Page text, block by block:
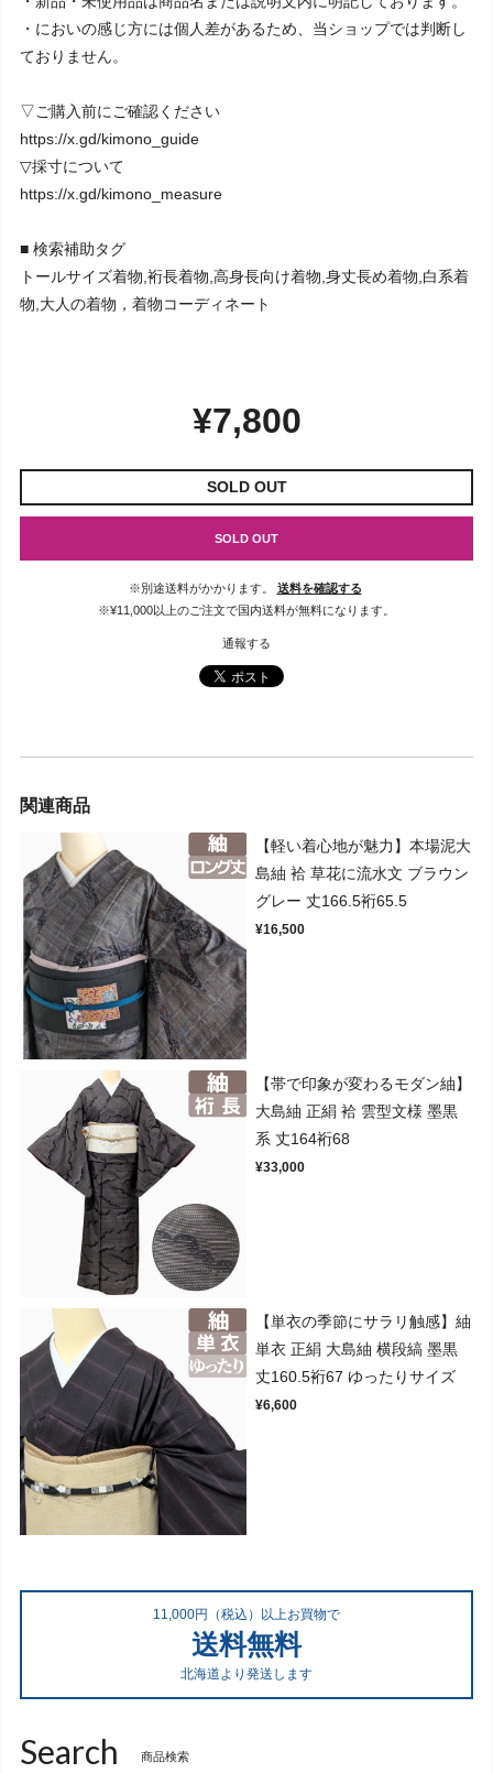
・においの感じ方には個人差があるため、当ショップでは判断し
ておりません。
▽ご購入前にご確認ください
https://x.gd/kimono_guide
▽採寸について
https://x.gd/kimono_measure
■ 検索補助タグ
トールサイズ着物,裄長着物,高身長向け着物,身丈長め着物,白系着
物,大人の着物，着物コーディネート
¥7,800
SOLD OUT
SOLD OUT
※別途送料がかかります。
送料を確認する
※¥11,000以上のご注文で国内送料が無料になります。
通報する
関連商品
【軽い着心地が魅力】本場泥大
島紬 袷 草花に流水文 ブラウン
グレー 丈166.5裄65.5
¥16,500
【帯で印象が変わるモダン紬】
大島紬 正絹 袷 雲型文様 墨黒
系 丈164裄68
¥33,000
【単衣の季節にサラリ触感】紬
単衣 正絹 大島紬 横段縞 墨黒
丈160.5裄67 ゆったりサイズ
¥6,600
11,000円（税込）以上お買物で
送料無料
北海道より発送します
Search 商品検索